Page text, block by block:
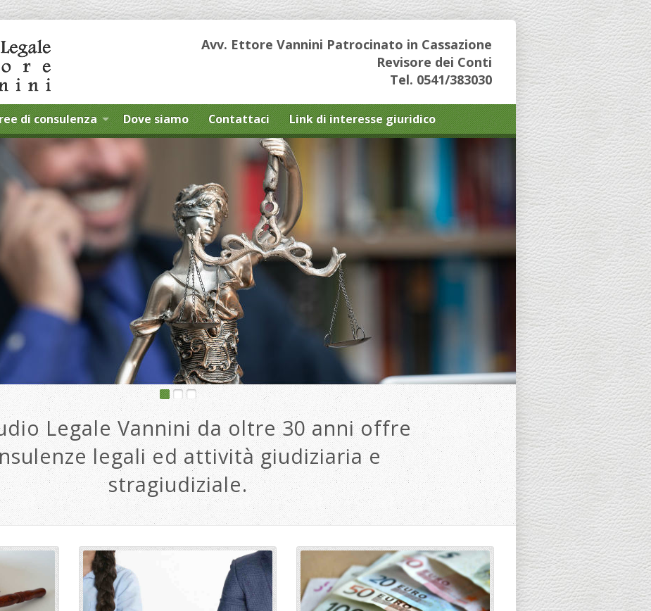
Avv. Ettore Vannini Patrocinato in Cassazione
Revisore dei Conti
Tel. 0541/383030
di consulenza Dove siamo Contattaci Link di interesse giuridico
Legale Vannini da oltre 30 anni offre
legali ed attività giudiziaria e
stragiudiziale.